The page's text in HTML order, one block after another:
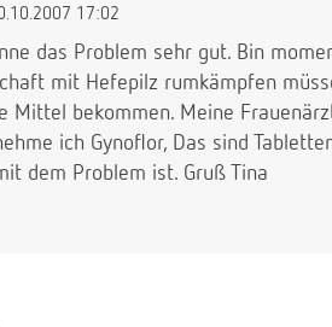
17:02
das Problem sehr gut. Bin
mit Hefepilz rumkämpfen
Mittel bekommen. Meine
ich Gynoflor, Das sind
dem Problem ist. Gruß Tina